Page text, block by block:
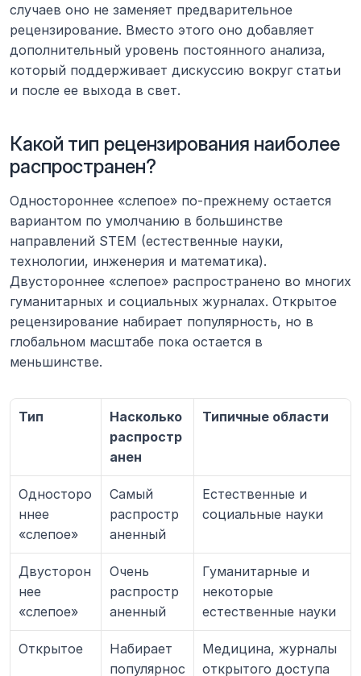
случаев оно не заменяет предварительное
рецензирование. Вместо этого оно добавляет
дополнительный уровень постоянного анализа,
который поддерживает дискуссию вокруг статьи
и после ее выхода в свет.
Какой тип рецензирования наиболее
распространен?
Одностороннее «слепое» по-прежнему остается
вариантом по умолчанию в большинстве
направлений STEM (естественные науки,
технологии, инженерия и математика).
Двустороннее «слепое» распространено во многих
гуманитарных и социальных журналах. Открытое
рецензирование набирает популярность, но в
глобальном масштабе пока остается в
меньшинстве.
Тип
Насколько
распростр
анен
Типичные области
Односторо
ннее
«слепое»
Самый
распростр
аненный
Естественные и
социальные науки
Двусторон
нее
«слепое»
Очень
распростр
аненный
Гуманитарные и
некоторые
естественные науки
Открытое
Набирает
популярнос
Медицина, журналы
открытого доступа